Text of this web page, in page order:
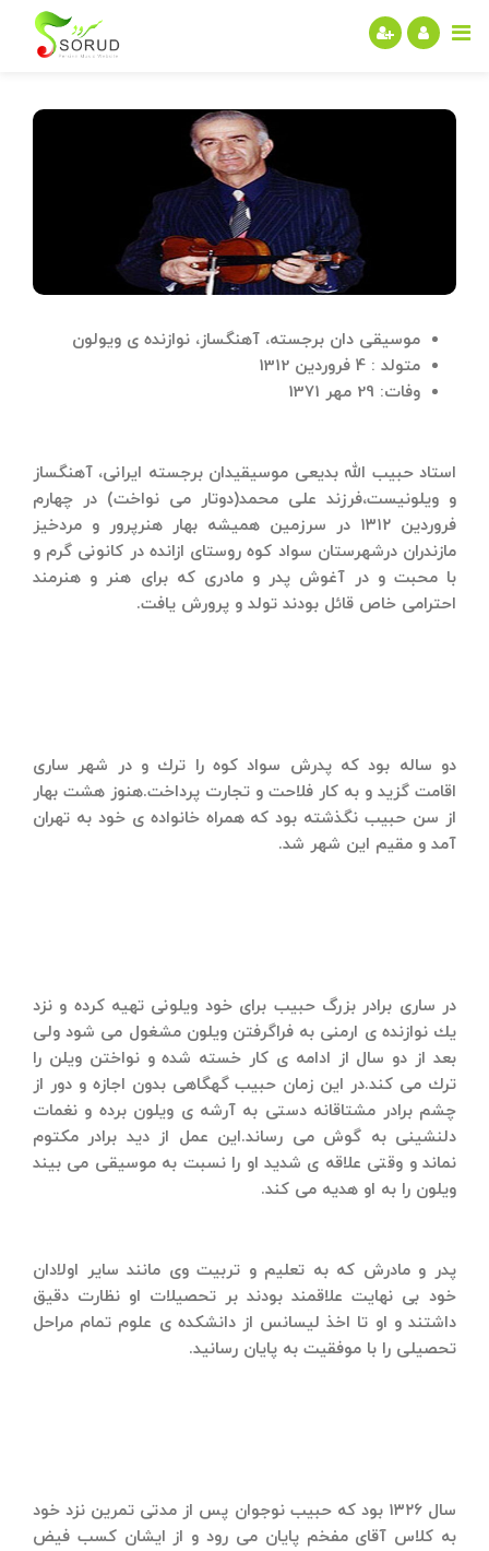
موسیقی دان برجسته، آهنگساز، نوازنده ی ویولون
متولد : 4 فروردین 1312
وفات: 29 مهر 1371
استاد حبیب الله بدیعی موسیقیدان برجسته ایرانی، آهنگساز
و ویلونیست،فرزند علی محمد(دوتار می نواخت) در چهارم
فروردین ۱۳۱۲ در سرزمین همیشه بهار هنرپرور و مردخیز
مازندران درشهرستان سواد كوه روستای ازانده در كانونی گرم و
با محبت و در آغوش پدر و مادری كه برای هنر و هنرمند
احترامی خاص قائل بودند تولد و پرورش یافت.
دو ساله بود كه پدرش سواد كوه را ترك و در شهر ساری
اقامت گزید و به كار فلاحت و تجارت پرداخت.هنوز هشت بهار
از سن حبیب نگذشته بود كه همراه خانواده ی خود به تهران
آمد و مقیم این شهر شد.
در ساری برادر بزرگ حبیب برای خود ویلونی تهیه كرده و نزد
یك نوازنده ی ارمنی به فراگرفتنویلون مشغول می شود ولی
بعد از دو سال از ادامه ی كار خسته شده و نواختن ویلن را
ترك می كند.در این زمان حبیب گهگاهی بدون اجازه و دور از
چشم برادر مشتاقانه دستی به آرشه ی ویلون برده و نغمات
دلنشینی به گوش می رساند.این عمل از دید برادر مكتوم
نماند و وقتی علاقه ی شدید او را نسبت به موسیقی می بیند
ویلون را به او هدیه می كند.
پدر و مادرش كه به تعلیم و تربیت وی مانند سایر اولادان
خود بی نهایت علاقمند بودند بر تحصیلات او نظارت دقیق
داشتند و او تا اخذ لیسانس از دانشكده ی علوم تمام مراحل
تحصیلی را با موفقیت به پایان رسانید.
سال ۱۳۲۶ بود كه حبیب نوجوان پس از مدتی تمرین نزد خود
به كلاس آقای مفخم پایان می رود و از ایشان كسب فیض